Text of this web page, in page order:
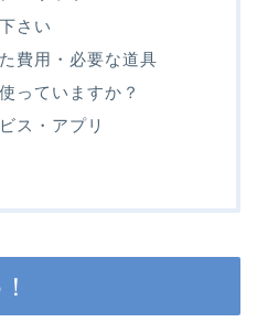
さい
費用・必要な道具
っていますか？
ス・アプリ